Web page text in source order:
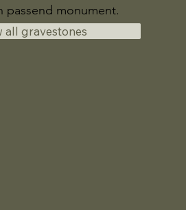
passend monument.
all gravestones